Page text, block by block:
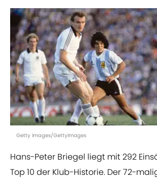
Getty Images/GettyImages
Hans-Peter Briegel liegt mit 292
Top 10 der Klub-Historie. Der 72-